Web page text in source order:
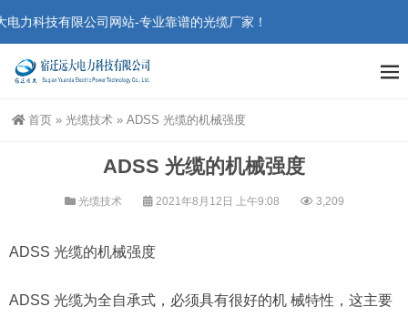
力科技有限公司网站-专业靠谱的光缆厂家！
首页 » 光缆技术 » ADSS 光缆的机械强度
ADSS 光缆的机械强度
光缆技术 2021年8月12日 上午9:08 3,209
ADSS 光缆的机械强度
ADSS 光缆为全自承式，必须具有很好的机 械特性，这主要